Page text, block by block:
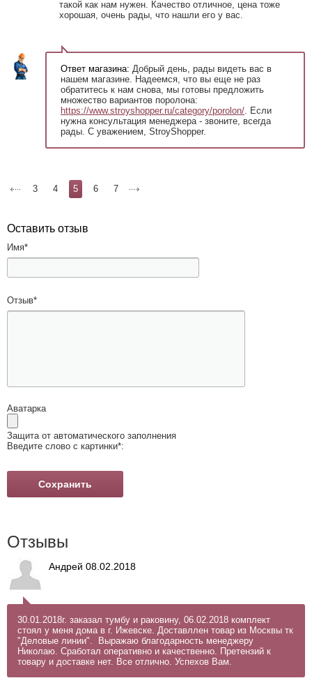
такой как нам нужен. Качество отличное, цена тоже
хорошая, очень рады, что нашли его у вас.
Ответ магазина: Добрый день, рады видеть вас в
нашем магазине. Надеемся, что вы еще не раз
обратитесь к нам снова, мы готовы предложить
множество вариантов поролона:
https://www.stroyshopper.ru/category/porolon/. Если
нужна консультация менеджера - звоните, всегда
рады. С уважением, StroyShopper.
3 4 5 6 7
Оставить отзыв
Имя*
Отзыв*
Аватарка
Защита от автоматического заполнения
Введите слово с картинки*:
Отзывы
Андрей 08.02.2018
30.01.2018г. заказал тумбу и раковину, 06.02.2018 комплект
стоял у меня дома в г. Ижевске. Доставллен товар из Москвы тк
"Деловые линии". Выражаю благодарность менеджеру
Николаю. Сработал оперативно и качественно. Претензий к
товару и доставке нет. Все отлично. Успехов Вам.